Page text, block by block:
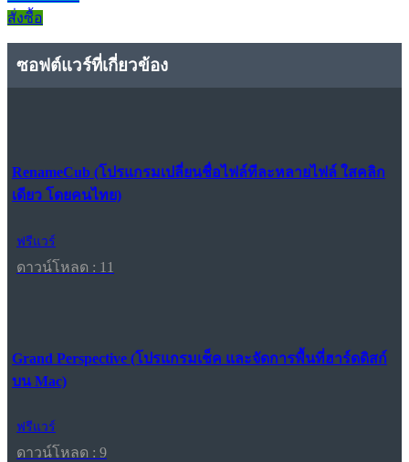
สั่งซื้อ
ซอฟต์แวร์ที่เกี่ยวข้อง
RenameCub (โปรแกรมเปลี่ยนชื่อไฟล์ทีละหลายไฟล์ ใสคลิก
เดียว โดยคนไทย)
ฟรีแวร์
ดาวน์โหลด : 11
Grand Perspective (โปรแกรมเช็ค และจัดการพื้นที่ฮาร์ดดิสก์
บน Mac)
ฟรีแวร์
ดาวน์โหลด : 9